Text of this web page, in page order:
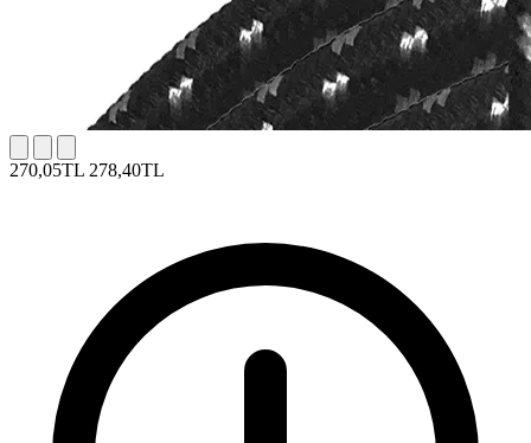
270,05TL 278,40TL